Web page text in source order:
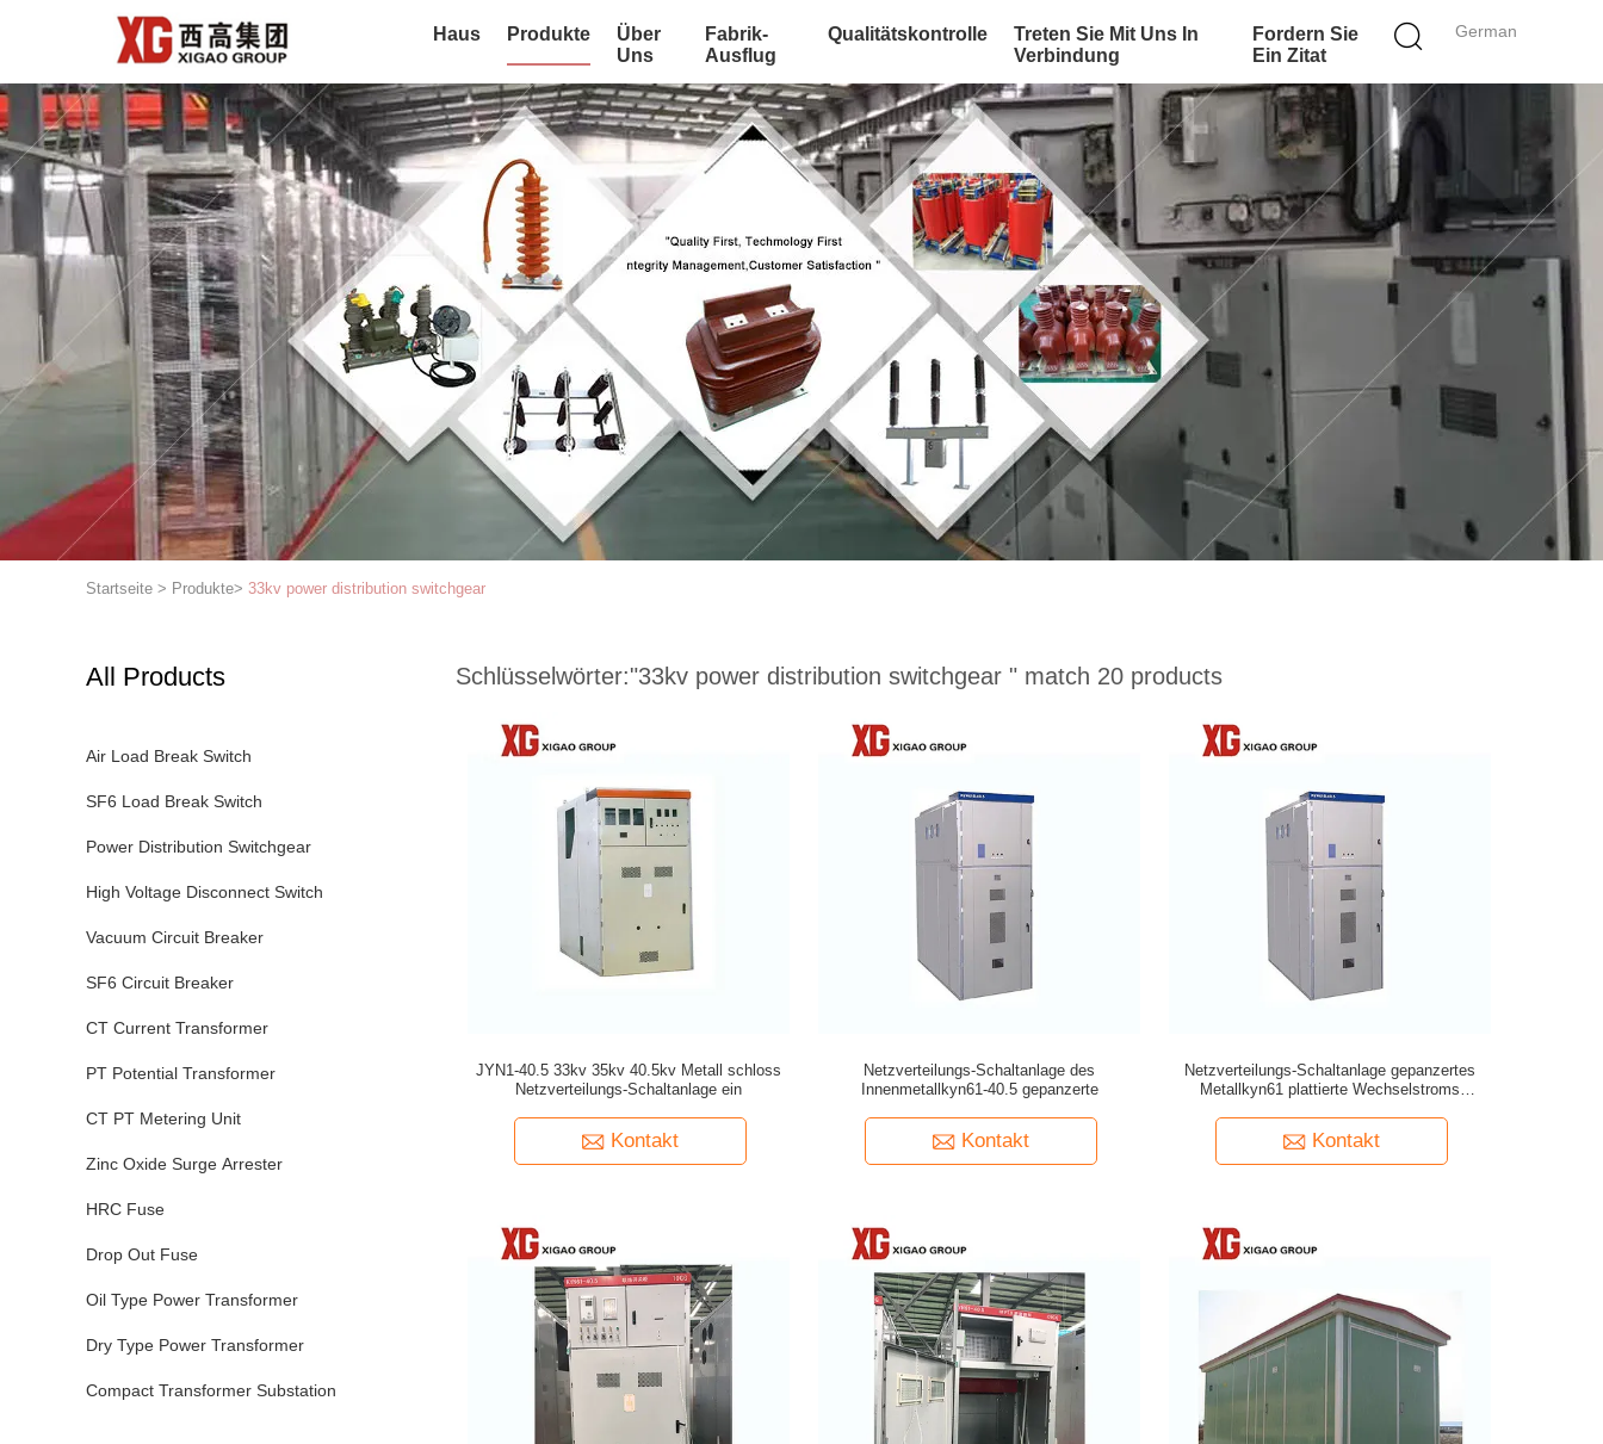
German
Haus Produkte
Über
Uns
Fabrik-
Ausflug
Qualitätskontrolle
Treten Sie Mit Uns In
Verbindung
Fordern Sie
Ein Zitat
Startseite > Produkte> 33kv power distribution switchgear
All Products
Air Load Break Switch
SF6 Load Break Switch
Power Distribution Switchgear
High Voltage Disconnect Switch
Vacuum Circuit Breaker
SF6 Circuit Breaker
CT Current Transformer
PT Potential Transformer
CT PT Metering Unit
Zinc Oxide Surge Arrester
HRC Fuse
Drop Out Fuse
Oil Type Power Transformer
Dry Type Power Transformer
Compact Transformer Substation
Schlüsselwörter:"33kv power distribution switchgear " match 20 products
JYN1-40.5 33kv 35kv 40.5kv Metall schloss
Netzverteilungs-Schaltanlage ein
Kontakt
Netzverteilungs-Schaltanlage des
Innenmetallkyn61-40.5 gepanzerte
Kontakt
Netzverteilungs-Schaltanlage gepanzertes
Metallkyn61 plattierte Wechselstroms
Kontakt